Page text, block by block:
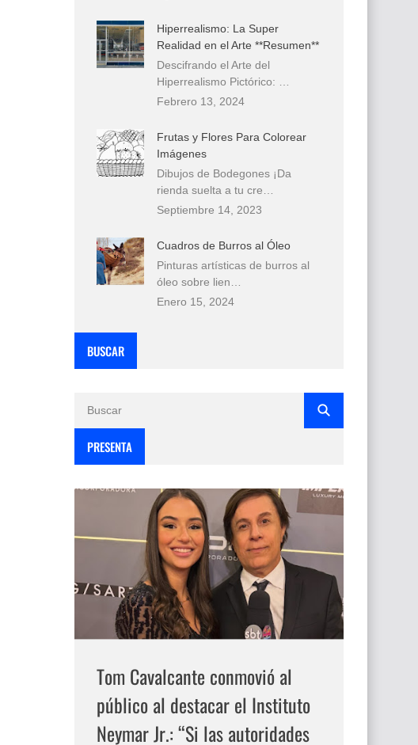
Hiperrealismo: La Super
Realidad en el Arte **Resumen**
Descifrando el Arte del
Hiperrealismo Pictórico: …
Febrero 13, 2024
Frutas y Flores Para Colorear
Imágenes
Dibujos de Bodegones ¡Da
rienda suelta a tu cre…
Septiembre 14, 2023
Cuadros de Burros al Óleo
Pinturas artísticas de burros al
óleo sobre lien…
Enero 15, 2024
BUSCAR
PRESENTA
Tom Cavalcante conmovió al
público al destacar el Instituto
Neymar Jr.: “Si las autoridades